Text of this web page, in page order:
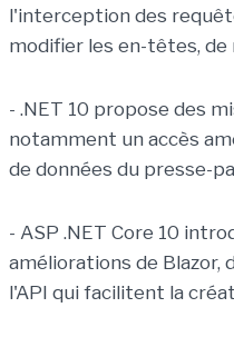
l'interception des
modifier les en-têtes, de
- .NET 10 propose des
notamment un accès
de données du presse-
- ASP .NET Core 10
améliorations de Blazor,
l'API qui facilitent la